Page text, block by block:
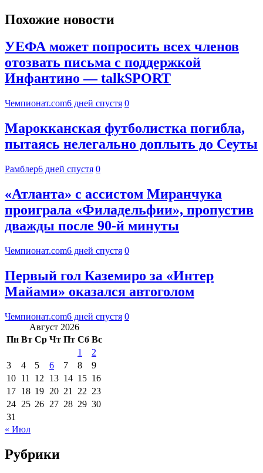
Похожие новости
УЕФА может попросить всех членов
отозвать письма с поддержкой
Инфантино — talkSPORT
Чемпионат.com6 дней спустя 0
Марокканская футболистка погибла,
пытаясь нелегально доплыть до Сеуты
Рамблер6 дней спустя 0
«Атланта» с ассистом Миранчука
проиграла «Филадельфии», пропустив
дважды после 90-й минуты
Чемпионат.com6 дней спустя 0
Первый гол Каземиро за «Интер
Майами» оказался автоголом
Чемпионат.com6 дней спустя 0
Август 2026
Пн Вт Ср Чт Пт Сб Вс
1
2
3
4 5 6 7 8
9
10 11 12 13 14 15 16
17 18 19 20 21 22 23
24 25 26 27 28 29 30
31
« Июл
Рубрики